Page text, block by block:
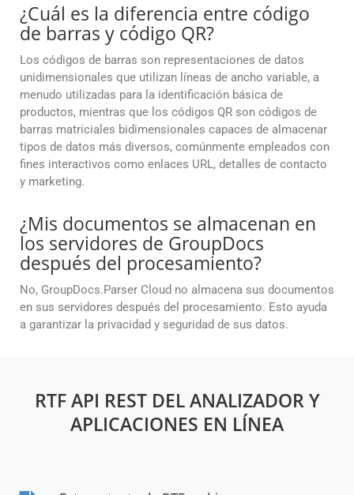
¿Cuál es la diferencia entre código
de barras y código QR?
Los códigos de barras son representaciones de datos
unidimensionales que utilizan líneas de ancho variable, a
menudo utilizadas para la identificación básica de
productos, mientras que los códigos QR son códigos de
barras matriciales bidimensionales capaces de almacenar
tipos de datos más diversos, comúnmente empleados con
fines interactivos como enlaces URL, detalles de contacto
y marketing.
¿Mis documentos se almacenan en
los servidores de GroupDocs
después del procesamiento?
No, GroupDocs.Parser Cloud no almacena sus documentos
en sus servidores después del procesamiento. Esto ayuda
a garantizar la privacidad y seguridad de sus datos.
RTF API REST DEL ANALIZADOR Y
APLICACIONES EN LÍNEA